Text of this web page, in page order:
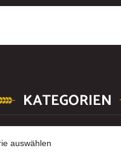
KATEGORIEN